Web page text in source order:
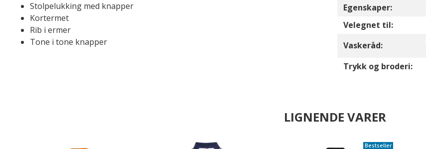
Stolpelukking med knapper
Kortermet
Rib i ermer
Tone i tone knapper
Egenskaper:
Velegnet til:
Vaskeråd:
Trykk og broderi:
LIGNENDE VARER
Bestseller